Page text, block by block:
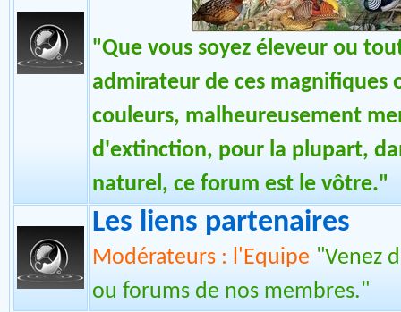
"Que vous soyez éleveur ou
admirateur de ces magnifiques
couleurs, malheureusement
d'extinction, pour la plupart,
naturel, ce forum est le vôtre."
Les liens partenaires